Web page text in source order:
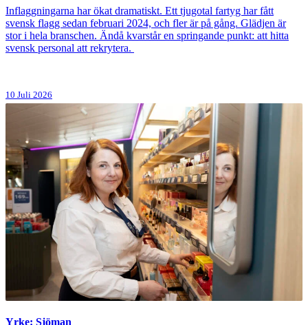
Inflaggningarna har ökat dramatiskt. Ett tjugotal fartyg har fått
svensk flagg sedan februari 2024, och fler är på gång. Glädjen är
stor i hela branschen. Ändå kvarstår en springande punkt: att hitta
svensk personal att rekrytera.
10 Juli 2026
Yrke: Sjöman